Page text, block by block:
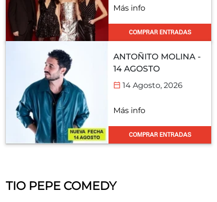
Más info
COMPRAR ENTRADAS
ANTOÑITO MOLINA -
14 AGOSTO
14 Agosto, 2026
Más info
COMPRAR ENTRADAS
TIO PEPE COMEDY